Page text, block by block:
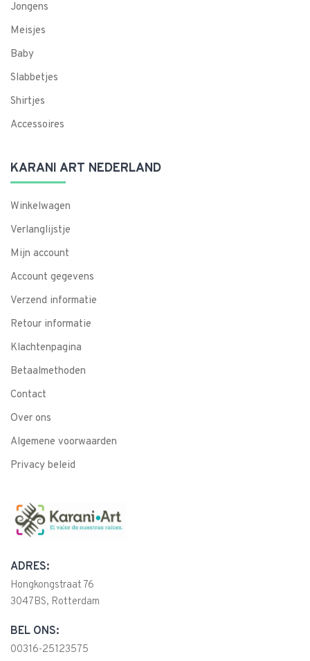
Jongens
Meisjes
Baby
Slabbetjes
Shirtjes
Accessoires
KARANI ART NEDERLAND
Winkelwagen
Verlanglijstje
Mijn account
Account gegevens
Verzend informatie
Retour informatie
Klachtenpagina
Betaalmethoden
Contact
Over ons
Algemene voorwaarden
Privacy beleid
ADRES:
Hongkongstraat 76
3047BS, Rotterdam
BEL ONS:
00316-25123575